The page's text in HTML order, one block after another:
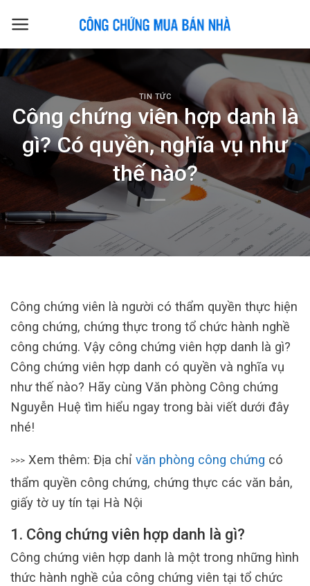
TIN TỨC
Công chứng viên hợp danh là
gì? Có quyền, nghĩa vụ như
thế nào?
Công chứng viên là người có thẩm quyền thực hiện
công chứng, chứng thực trong tổ chức hành nghề
công chứng. Vậy công chứng viên hợp danh là gì?
Công chứng viên hợp danh có quyền và nghĩa vụ
như thế nào? Hãy cùng Văn phòng Công chứng
Nguyễn Huệ tìm hiểu ngay trong bài viết dưới đây
nhé!
>>> Xem thêm: Địa chỉ văn phòng công chứng có
thẩm quyền công chứng, chứng thực các văn bản,
giấy tờ uy tín tại Hà Nội
1. Công chứng viên hợp danh là gì?
Công chứng viên hợp danh là một trong những hình
thức hành nghề của công chứng viên tại tổ chức